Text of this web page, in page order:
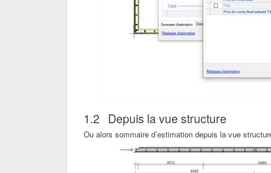
1.2 Depuis la vue structure
Ou alors sommaire d’estimation depuis la vue